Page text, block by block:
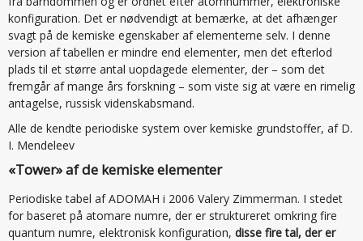
konfiguration. Det er nødvendigt at bemærke, at det afhænger
svagt på de kemiske egenskaber af elementerne selv. I denne
version af tabellen er mindre end elementer, men det efterlod
plads til et større antal uopdagede elementer, der – som det
fremgår af mange års forskning – som viste sig at være en rimelig
antagelse, russisk videnskabsmand.
Alle de kendte periodiske system over kemiske grundstoffer, af D.
I. Mendeleev
«Tower» af de kemiske elementer
Periodiske tabel af ADOMAH i 2006 Valery Zimmerman. I stedet
for baseret på atomare numre, der er struktureret omkring fire
quantum numre, elektronisk konfiguration, disse fire tal, der er